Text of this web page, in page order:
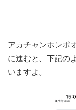
アカチャンホンポ
に進むと、下記の
いますよ。